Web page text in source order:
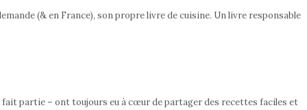
(& en France), son propre livre de cuisine. Un livre responsable
fait partie – ont toujours eu à cœur de partager des recettes faciles et